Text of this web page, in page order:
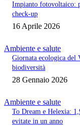
Impianto fotovoltaico:
check-up
16 Aprile 2026
Ambiente e salute
Giornata ecologica del
biodiversità
28 Gennaio 2026
Ambiente e salute
To Dream e Helexia:
evitate in un anno